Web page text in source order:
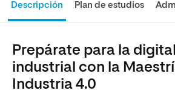
Descripción Plan de estudios
Prepárate para la
industrial con la
Industria 4.0